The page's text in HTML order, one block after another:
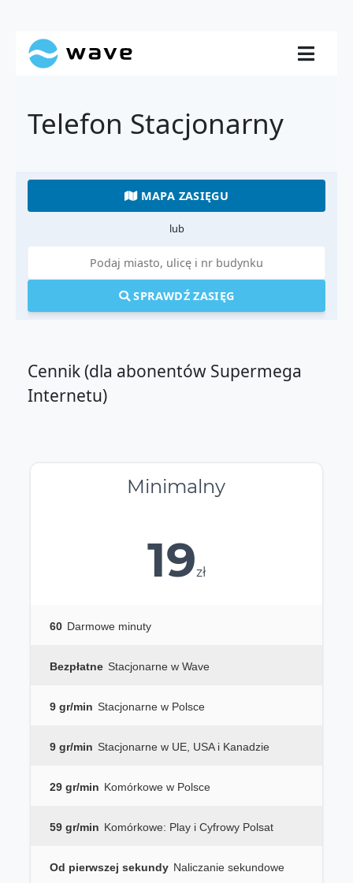
Telefon Stacjonarny
MAPA ZASIĘGU
lub
SPRAWDŹ ZASIĘG
Cennik (dla abonentów Supermega
Internetu)
Minimalny
19zł
60 Darmowe minuty
Bezpłatne Stacjonarne w Wave
9 gr/min Stacjonarne w Polsce
9 gr/min Stacjonarne w UE, USA i Kanadzie
29 gr/min Komórkowe w Polsce
59 gr/min Komórkowe: Play i Cyfrowy Polsat
Od pierwszej sekundy Naliczanie sekundowe